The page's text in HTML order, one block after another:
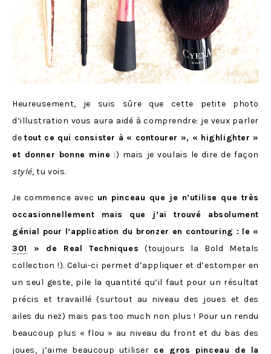
Heureusement, je suis sûre que cette petite photo
d’illustration vous aura aidé à comprendre: je veux parler
de tout ce qui consister à « contourer », « highlighter »
et donner bonne mine :) mais je voulais le dire de façon
stylé, tu vois.
Je commence avec un pinceau que je n’utilise que très
occasionnellement mais que j’ai trouvé absolument
génial pour l’application du bronzer en contouring : le «
301
» de Real Techniques (toujours la Bold Metals
collection !). Celui-ci permet d’appliquer et d’estomper en
un seul geste, pile la quantité qu’il faut pour un résultat
précis et travaillé (surtout au niveau des joues et des
ailes du nez) mais pas too much non plus ! Pour un rendu
beaucoup plus « flou » au niveau du front et du bas des
joues, j’aime beaucoup utiliser ce gros pinceau de la